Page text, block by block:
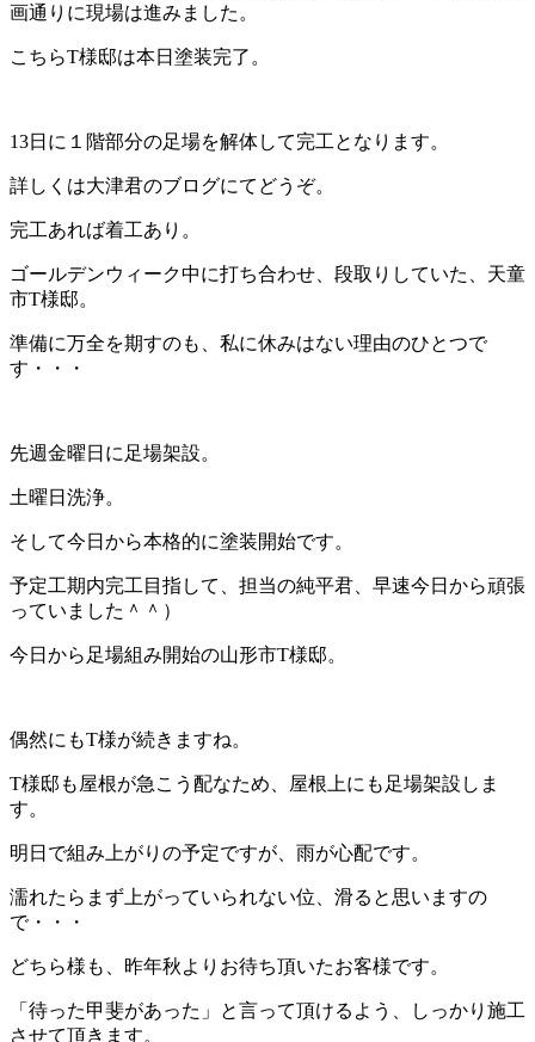
画通りに現場は進みました。
こちらT様邸は本日塗装完了。
13日に１階部分の足場を解体して完工となります。
詳しくは大津君のブログにてどうぞ。
完工あれば着工あり。
ゴールデンウィーク中に打ち合わせ、段取りしていた、天童
市T様邸。
準備に万全を期すのも、私に休みはない理由のひとつで
す・・・
先週金曜日に足場架設。
土曜日洗浄。
そして今日から本格的に塗装開始です。
予定工期内完工目指して、担当の純平君、早速今日から頑張
っていました＾＾）
今日から足場組み開始の山形市T様邸。
偶然にもT様が続きますね。
T様邸も屋根が急こう配なため、屋根上にも足場架設しま
す。
明日で組み上がりの予定ですが、雨が心配です。
濡れたらまず上がっていられない位、滑ると思いますの
で・・・
どちら様も、昨年秋よりお待ち頂いたお客様です。
「待った甲斐があった」と言って頂けるよう、しっかり施工
させて頂きます。